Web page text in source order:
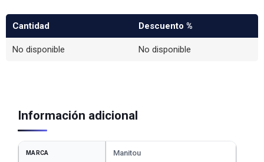
Cantidad Descuento %
No disponible No disponible
Información adicional
MARCA Manitou